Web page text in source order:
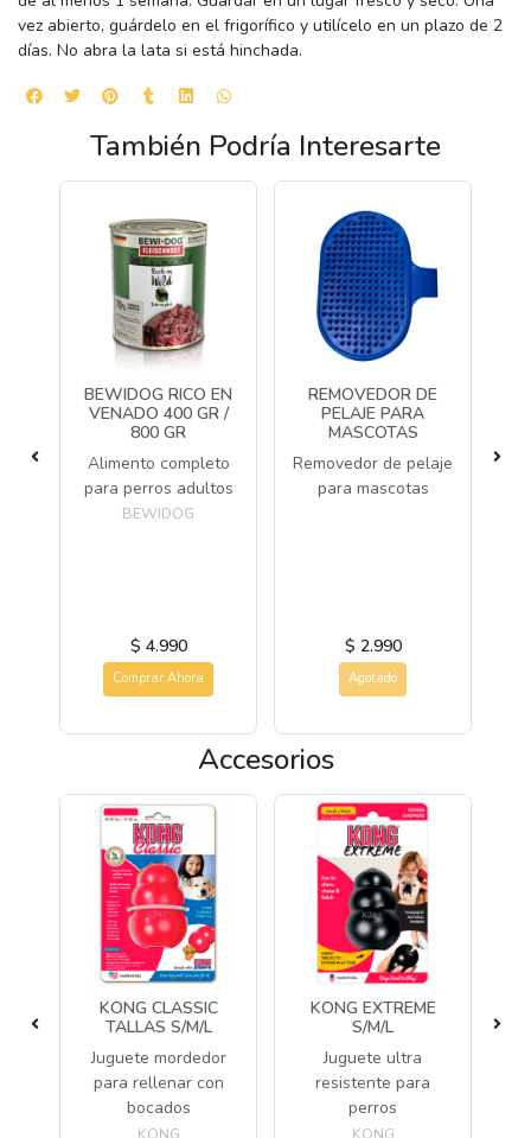
vez abierto, guárdelo en el frigorífico y utilícelo en un plazo de 2
días. No abra la lata si está hinchada.
También Podría Interesarte
BEWIDOG RICO EN
VENADO 400 GR /
800 GR
Alimento completo
para perros adultos
BEWIDOG
$ 4.990
Comprar Ahora
REMOVEDOR DE
PELAJE PARA
MASCOTAS
Removedor de pelaje
para mascotas
$ 2.990
Agotado
Accesorios
KONG CLASSIC
TALLAS S/M/L
Juguete mordedor
para rellenar con
bocados
KONG
KONG EXTREME
S/M/L
Juguete ultra
resistente para
perros
KONG